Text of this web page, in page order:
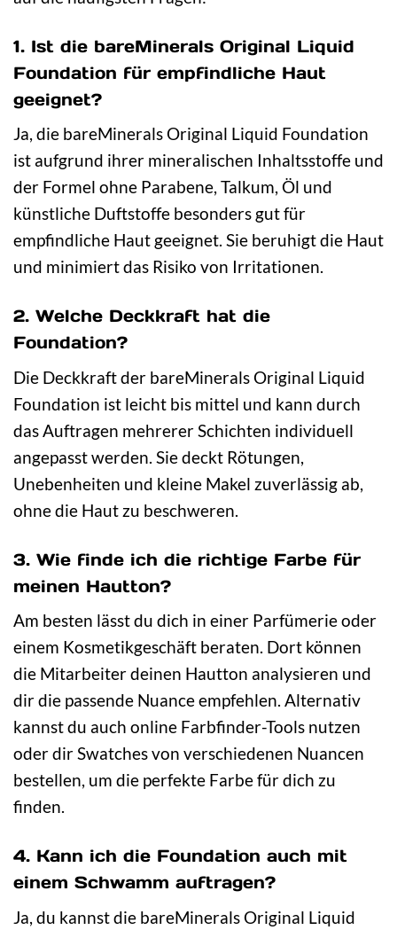
1. Ist die bareMinerals Original Liquid
Foundation für empfindliche Haut
geeignet?
Ja, die bareMinerals Original Liquid Foundation
ist aufgrund ihrer mineralischen Inhaltsstoffe und
der Formel ohne Parabene, Talkum, Öl und
künstliche Duftstoffe besonders gut für
empfindliche Haut geeignet. Sie beruhigt die Haut
und minimiert das Risiko von Irritationen.
2. Welche Deckkraft hat die
Foundation?
Die Deckkraft der bareMinerals Original Liquid
Foundation ist leicht bis mittel und kann durch
das Auftragen mehrerer Schichten individuell
angepasst werden. Sie deckt Rötungen,
Unebenheiten und kleine Makel zuverlässig ab,
ohne die Haut zu beschweren.
3. Wie finde ich die richtige Farbe für
meinen Hautton?
Am besten lässt du dich in einer Parfümerie oder
einem Kosmetikgeschäft beraten. Dort können
die Mitarbeiter deinen Hautton analysieren und
dir die passende Nuance empfehlen. Alternativ
kannst du auch online Farbfinder-Tools nutzen
oder dir Swatches von verschiedenen Nuancen
bestellen, um die perfekte Farbe für dich zu
finden.
4. Kann ich die Foundation auch mit
einem Schwamm auftragen?
Ja, du kannst die bareMinerals Original Liquid